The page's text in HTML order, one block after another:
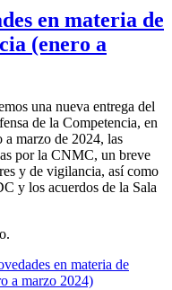
en materia de
(enero a
una nueva entrega del
de la Competencia, en
a marzo de 2024, las
por la CNMC, un breve
y de vigilancia, así como
y los acuerdos de la Sala
en materia de
a marzo 2024)